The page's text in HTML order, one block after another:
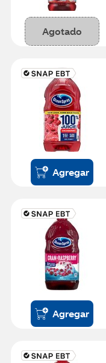
Agotado
Agregar
Agregar